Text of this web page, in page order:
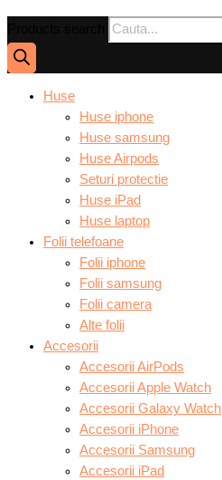
Huse
Huse iphone
Huse samsung
Huse Airpods
Seturi protectie
Huse iPad
Huse laptop
Folii telefoane
Folii iphone
Folii samsung
Folii camera
Alte folii
Accesorii
Accesorii AirPods
Accesorii Apple Watch
Accesorii Galaxy Watch
Accesorii iPhone
Accesorii Samsung
Accesorii iPad